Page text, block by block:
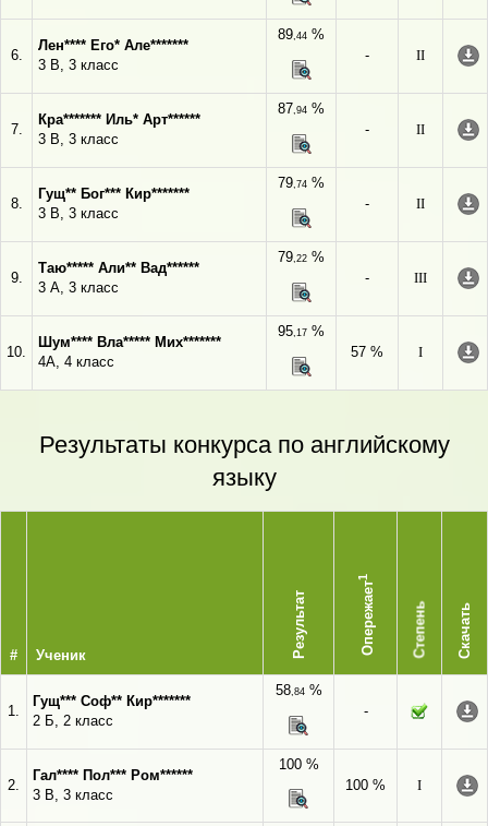
6.
Лен**** Его* Але*******
3 В, 3 класс
89,44 %
-
II
7.
Кра******* Иль* Арт******
3 В, 3 класс
87,94 %
-
II
8.
Гущ** Бог*** Кир*******
3 В, 3 класс
79,74 %
-
II
9.
Таю***** Али** Вад******
3 А, 3 класс
79,22 %
-
III
10.
Шум**** Вла***** Мих*******
4А, 4 класс
95,17 %
57 %
I
Результаты конкурса по английскому
языку
# Ученик Результат Опережает
1
Степень Скачать
1.
Гущ*** Соф** Кир*******
2 Б, 2 класс
58,84%
-
2.
Гал**** Пол*** Ром******
3 В, 3 класс
100 %
100 %
I